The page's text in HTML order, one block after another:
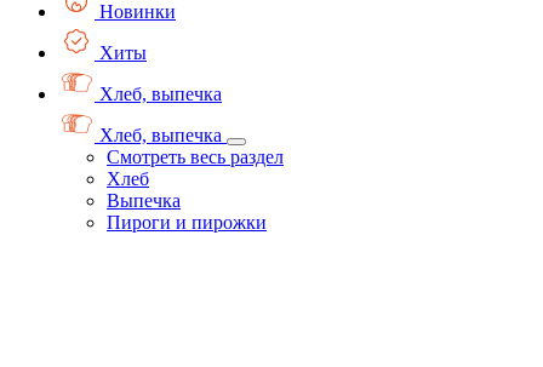
Новинки
Хиты
Хлеб, выпечка
Хлеб, выпечка
Смотреть весь раздел
Хлеб
Выпечка
Пироги и пирожки